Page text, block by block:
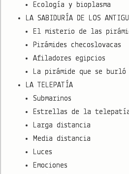
Ecología y bioplasma
LA SABIDURÍA DE LOS
El misterio de las
Pirámides checoslovacas
Afiladores egipcios
La pirámide que se
LA TELEPATÍA
Submarinos
Estrellas de la
Larga distancia
Media distancia
Luces
Emociones